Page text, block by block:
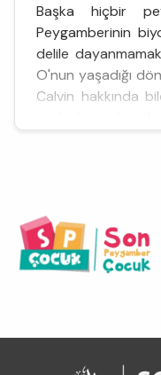
Başka hiçbir
Peygamberinin
delile
O'nun yaşadığı
Calvin hakkında
şehri...